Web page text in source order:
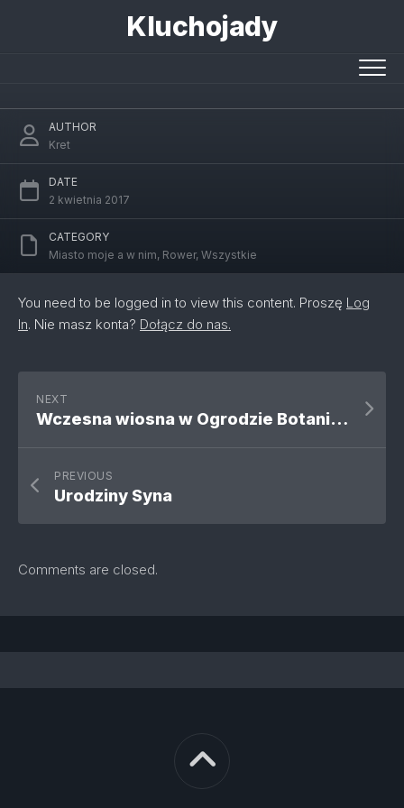
Kluchojady
AUTHOR
Kret
DATE
2 kwietnia 2017
CATEGORY
Miasto moje a w nim, Rower, Wszystkie
You need to be logged in to view this content. Proszę Log
In. Nie masz konta? Dołącz do nas.
NEXT
Wczesna wiosna w Ogrodzie Botanicznym
PREVIOUS
Urodziny Syna
Comments are closed.